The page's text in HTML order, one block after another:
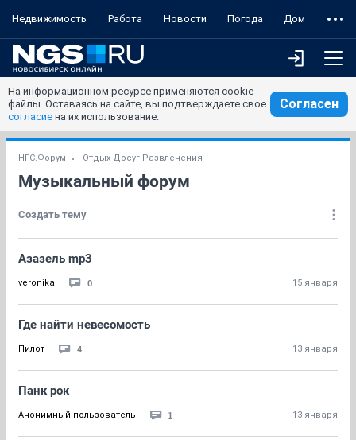
Недвижимость Работа Новости Погода Дом
На информационном ресурсе применяются cookie-
файлы. Оставаясь на сайте, вы подтверждаете свое
согласие на их использование.
Согласен
НГС.Форум Отдых Досуг Развлечения
Музыкальный форум
Создать тему
Азазель mp3
veronika 0 15 января
Где найти невесомость
Пилот 4 13 января
Панк рок
Анонимный пользователь 1 13 января